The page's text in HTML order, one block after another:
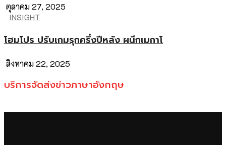
ตุลาคม 27, 2025
INSIGHT
โฮมโปร ปรับเกมรุกครึ่งปีหลัง ผนึกเมกาโ
สิงหาคม 22, 2025
บริการจัดส่งข่าวภาษาอังกฤษ